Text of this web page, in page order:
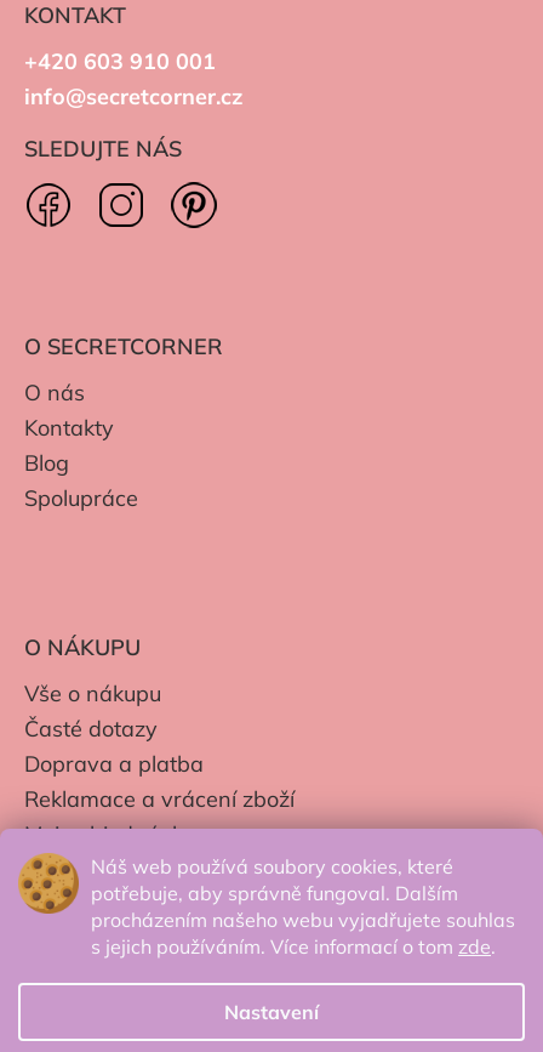
Náš web používá soubory cookies, které
potřebuje, aby správně fungoval. Dalším
procházením našeho webu vyjadřujete souhlas
s jejich používáním. Více informací o tom zde.
Nastavení
KONTAKT
+420 603 910 001
info@secretcorner.cz
SLEDUJTE NÁS
O SECRETCORNER
O nás
Kontakty
Blog
Spolupráce
O NÁKUPU
Vše o nákupu
Časté dotazy
Doprava a platba
Reklamace a vrácení zboží
Moje objednávky
Obchodní podmínky
Zpracování os. údajů
© 2026 Secretcorner.cz - Všechna práva